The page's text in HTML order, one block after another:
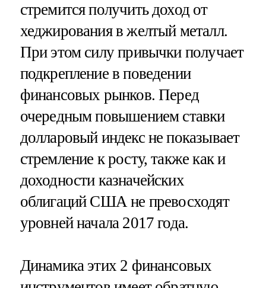
стремится получить доход от
хеджирования в желтый металл.
При этом силу привычки получает
подкрепление в поведении
финансовых рынков. Перед
очередным повышением ставки
долларовый индекс не показывает
стремление к росту, также как и
доходности казначейских
облигаций США не превосходят
уровней начала 2017 года.
Динамика этих 2 финансовых